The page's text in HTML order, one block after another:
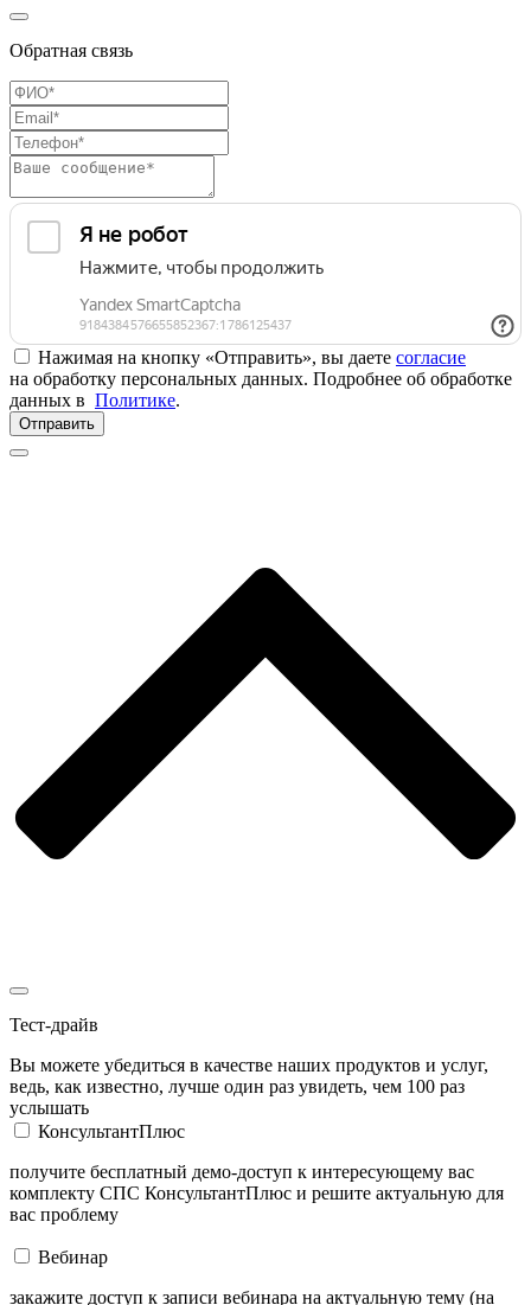
Обратная связь
Нажимая на кнопку «Отправить», вы даете согласие
на обработку персональных данных. Подробнее об обработке
данных в Политике.
Отправить
Тест-драйв
Вы можете убедиться в качестве наших продуктов и услуг,
ведь, как известно, лучше один раз увидеть, чем 100 раз
услышать
КонсультантПлюс
получите бесплатный демо-доступ к интересующему вас
комплекту СПС КонсультантПлюс и решите актуальную для
вас проблему
Вебинар
закажите доступ к записи вебинара на актуальную тему (на